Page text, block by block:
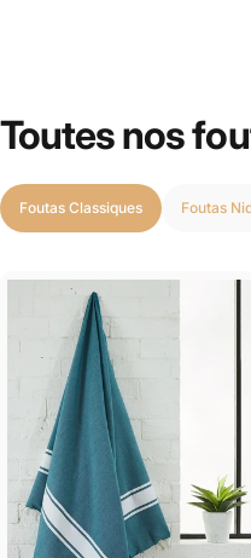
Toutes nos
Foutas Classiques Foutas